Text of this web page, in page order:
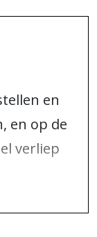
en
en op de
verliep